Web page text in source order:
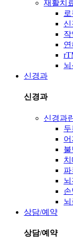
재활치
작
신경과
신경과
신경과
두
치
손
상담/예약
상담/예약